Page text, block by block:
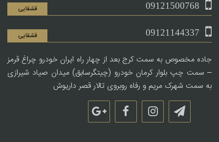
09121500768 قشقایی
09121144337 قشقایی
جاده مخصوص به سمت کرج بعد از چهار راه ایران خودرو چراغ قرمز
– سمت چپ بلوار کرمان خودرو (چیتگرسابق) میدان صیاد شیرازی
به سمت شهرک مریم و رفاه روبروی تالار قصر داریوش